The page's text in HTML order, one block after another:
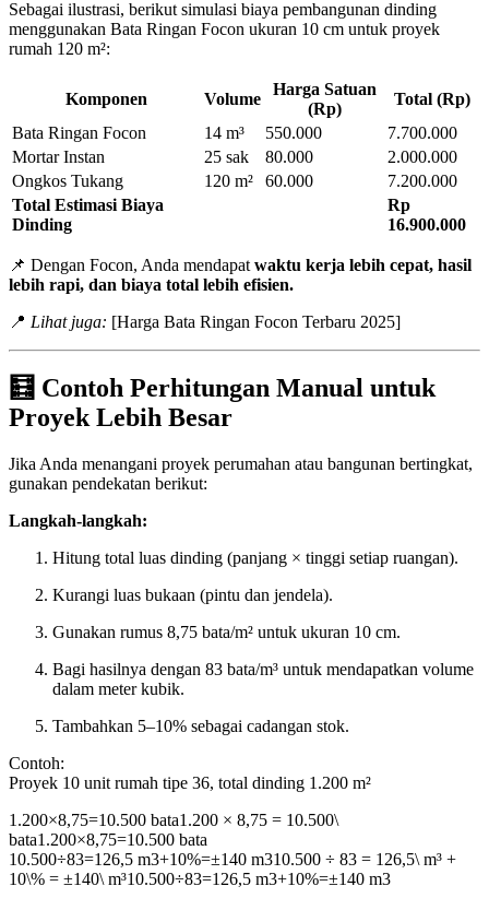
Sebagai ilustrasi, berikut simulasi biaya pembangunan dinding
menggunakan Bata Ringan Focon ukuran 10 cm untuk proyek
rumah 120 m²:
Komponen Volume
Harga Satuan
(Rp)
Total (Rp)
Bata Ringan Focon
14 m³ 550.000
7.700.000
Mortar Instan
25 sak 80.000
2.000.000
Ongkos Tukang
120 m² 60.000
7.200.000
Total Estimasi Biaya
Dinding
Rp
16.900.000
📌 Dengan Focon, Anda mendapat waktu kerja lebih cepat, hasil
lebih rapi, dan biaya total lebih efisien.
📍 Lihat juga: [Harga Bata Ringan Focon Terbaru 2025]
🧮 Contoh Perhitungan Manual untuk
Proyek Lebih Besar
Jika Anda menangani proyek perumahan atau bangunan bertingkat,
gunakan pendekatan berikut:
Langkah-langkah:
Hitung total luas dinding (panjang × tinggi setiap ruangan).
Kurangi luas bukaan (pintu dan jendela).
Gunakan rumus 8,75 bata/m² untuk ukuran 10 cm.
Bagi hasilnya dengan 83 bata/m³ untuk mendapatkan volume
dalam meter kubik.
Tambahkan 5–10% sebagai cadangan stok.
Contoh:
Proyek 10 unit rumah tipe 36, total dinding 1.200 m²
1.200×8,75=10.500 bata1.200 × 8,75 = 10.500\
bata1.200×8,75=10.500 bata
10.500÷83=126,5 m3+10%=±140 m310.500 ÷ 83 = 126,5\ m³ +
10\% = ±140\ m³10.500÷83=126,5 m3+10%=±140 m3